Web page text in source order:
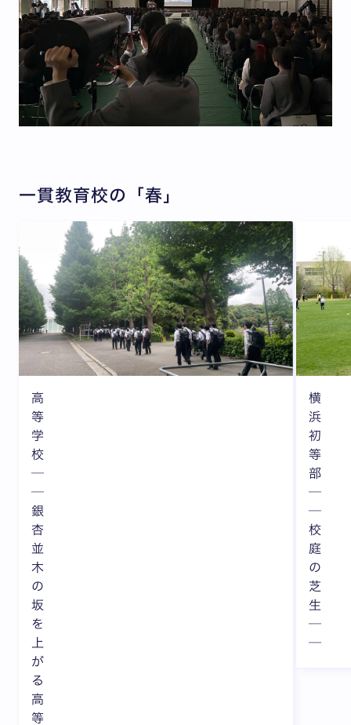
一貫教育校の「春」
高
等
学
校
─
─
銀
杏
並
木
の
坂
を
上
が
る
高
等
横
浜
初
等
部
─
─
校
庭
の
芝
生
─
─